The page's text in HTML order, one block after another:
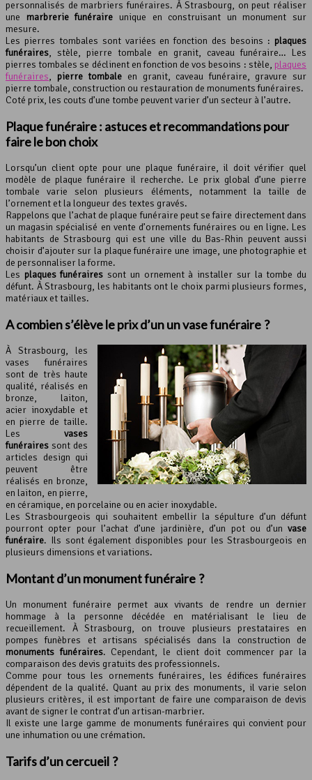
personnalisés de marbriers funéraires. À Strasbourg, on peut réaliser
une marbrerie funéraire unique en construisant un monument sur
mesure.
Les pierres tombales sont variées en fonction des besoins : plaques
funéraires, stèle, pierre tombale en granit, caveau funéraire… Les
pierres tombales se déclinent en fonction de vos besoins : stèle, plaques
funéraires, pierre tombale en granit, caveau funéraire, gravure sur
pierre tombale, construction ou restauration de monuments funéraires.
Coté prix, les couts d’une tombe peuvent varier d’un secteur à l’autre.
Plaque funéraire : astuces et recommandations pour
faire le bon choix
Lorsqu’un client opte pour une plaque funéraire, il doit vérifier quel
modèle de plaque funéraire il recherche. Le prix global d’une pierre
tombale varie selon plusieurs éléments, notamment la taille de
l’ornement et la longueur des textes gravés.
Rappelons que l’achat de plaque funéraire peut se faire directement dans
un magasin spécialisé en vente d’ornements funéraires ou en ligne. Les
habitants de Strasbourg qui est une ville du Bas-Rhin peuvent aussi
choisir d’ajouter sur la plaque funéraire une image, une photographie et
de personnaliser la forme.
Les plaques funéraires sont un ornement à installer sur la tombe du
défunt. À Strasbourg, les habitants ont le choix parmi plusieurs formes,
matériaux et tailles.
A combien s’élève le prix d’un un vase funéraire ?
À Strasbourg, les
vases funéraires
sont de très haute
qualité, réalisés en
bronze, laiton,
acier inoxydable et
en pierre de taille.
Les vases
funéraires sont des
articles design qui
peuvent être
réalisés en bronze,
en laiton, en pierre,
en céramique, en porcelaine ou en acier inoxydable.
Les Strasbourgeois qui souhaitent embellir la sépulture d’un défunt
pourront opter pour l’achat d’une jardinière, d’un pot ou d’un vase
funéraire. Ils sont également disponibles pour les Strasbourgeois en
plusieurs dimensions et variations.
Montant d’un monument funéraire ?
Un monument funéraire permet aux vivants de rendre un dernier
hommage à la personne décédée en matérialisant le lieu de
recueillement. À Strasbourg, on trouve plusieurs prestataires en
pompes funèbres et artisans spécialisés dans la construction de
monuments funéraires. Cependant, le client doit commencer par la
comparaison des devis gratuits des professionnels.
Comme pour tous les ornements funéraires, les édifices funéraires
dépendent de la qualité. Quant au prix des monuments, il varie selon
plusieurs critères, il est important de faire une comparaison de devis
avant de signer le contrat d’un artisan-marbrier.
Il existe une large gamme de monuments funéraires qui convient pour
une inhumation ou une crémation.
Tarifs d’un cercueil ?